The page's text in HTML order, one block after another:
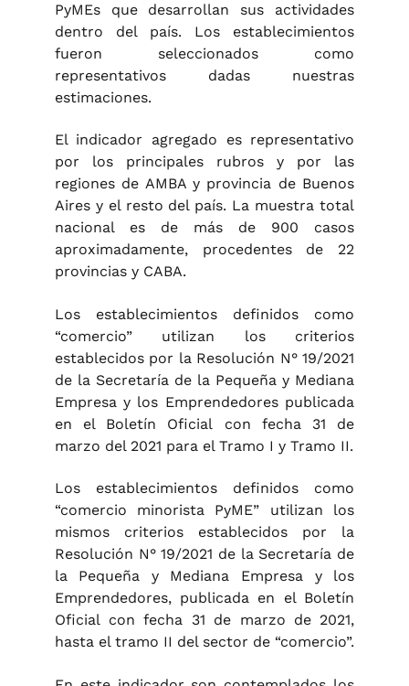
PyMEs que desarrollan sus actividades
dentro del país. Los establecimientos
fueron seleccionados como
representativos dadas nuestras
estimaciones.
El indicador agregado es representativo
por los principales rubros y por las
regiones de AMBA y provincia de Buenos
Aires y el resto del país. La muestra total
nacional es de más de 900 casos
aproximadamente, procedentes de 22
provincias y CABA.
Los establecimientos definidos como
“comercio” utilizan los criterios
establecidos por la Resolución N° 19/2021
de la Secretaría de la Pequeña y Mediana
Empresa y los Emprendedores publicada
en el Boletín Oficial con fecha 31 de
marzo del 2021 para el Tramo I y Tramo II.
Los establecimientos definidos como
“comercio minorista PyME” utilizan los
mismos criterios establecidos por la
Resolución N° 19/2021 de la Secretaría de
la Pequeña y Mediana Empresa y los
Emprendedores, publicada en el Boletín
Oficial con fecha 31 de marzo de 2021,
hasta el tramo II del sector de “comercio”.